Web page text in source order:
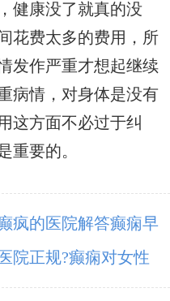
健康没了就真的没
花费太多的费用，所
发作严重才想起继续
病情，对身体是没有
这方面不必过于纠
重要的。
疯的医院解答癫痫早
院正规?癫痫对女性